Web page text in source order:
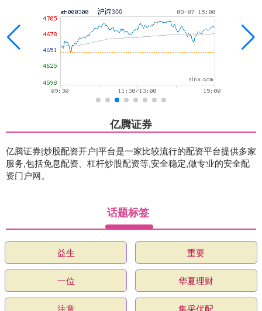
亿腾证券
亿腾证券|炒股配资开户|平台是一家比较流行的配资平台提供多家
服务,包括免息配资、杠杆炒股配资等,安全稳定,做专业的安全配
资门户网。
话题标签
益生 重要
一位 华夏理财